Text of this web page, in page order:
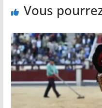
Vous